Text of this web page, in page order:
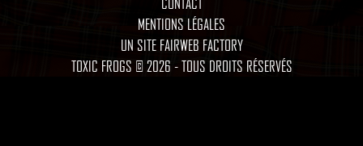
MENTIONS LÉGALES
UN SITE FAIRWEB FACTORY
TOXIC FROGS © 2026 - TOUS DROITS RÉSERVÉS